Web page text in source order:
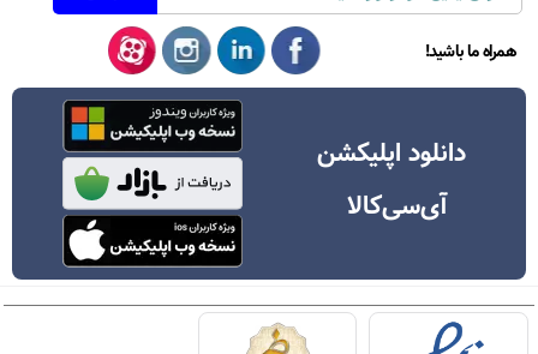
همراه ما باشید!
دانلود اپلیکشن
آی‌سی‌کالا